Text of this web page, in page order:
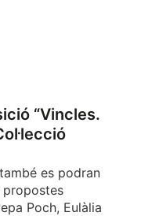
“Vincles.
es podran
propostes
Poch, Eulàlia